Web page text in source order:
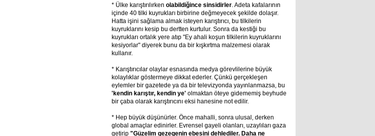
* Ülke karıştırılırken olabildiğince sinsidirler . Adeta kafalarının
içinde 40 tilki kuyrukları birbirine değmeyecek şekilde dolaşır.
Hatta işini sağlama almak isteyen karıştırıcı, bu tilkilerin
kuyruklarını kesip bu dertten kurtulur. Sonra da kestiği bu
kuyrukları ortalık yere atıp "Ey ahali koşun tilkilerin kuyruklarını
kesiyorlar" diyerek bunu da bir kışkırtma malzemesi olarak
kullanır.
* Karıştırıcılar olaylar esnasında medya görevlilerine büyük
kolaylıklar göstermeye dikkat ederler. Çünkü gerçekleşen
eylemler bir gazetede ya da bir televizyonda yayınlanmazsa, bu
'kendin karıştır, kendin ye' olmaktan öteye gidememiş beyhude
bir çaba olarak karıştırıcını eksi hanesine not edilir.
* Hep büyük düşünürler. Önce mahalli, sonra ulusal, derken
global amaçlar edinirler. Evrensel gayeli olanları, uzaylıları gaza
getirip "Güzelim gezegenin ebesini dehlediler. Daha ne